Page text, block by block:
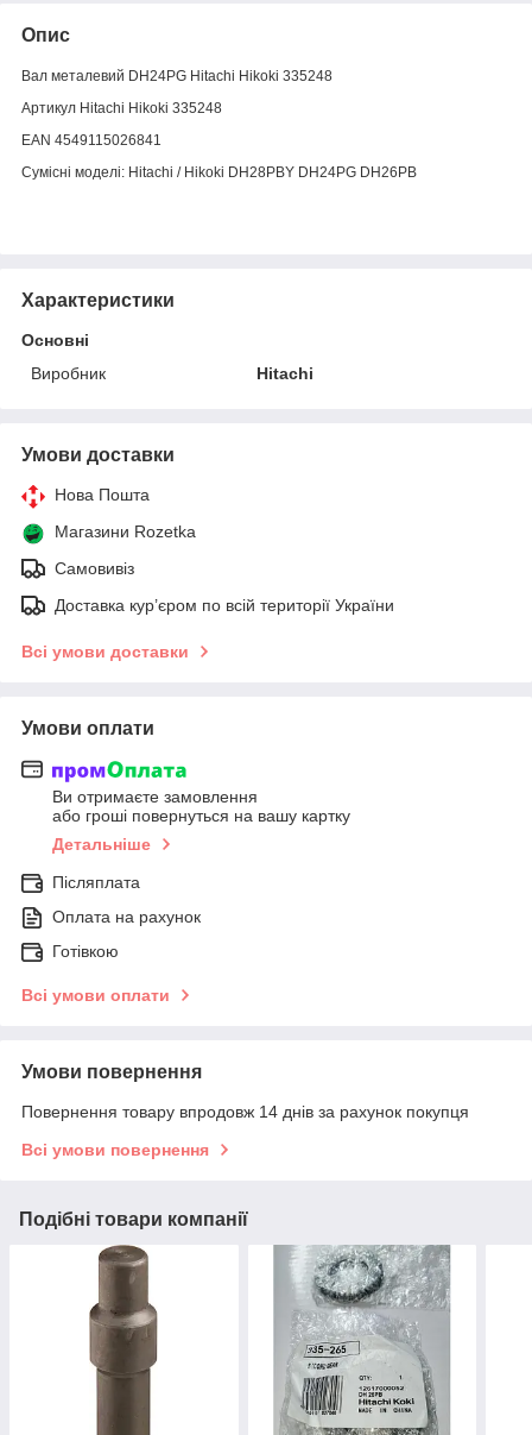
Опис
Вал металевий DH24PG Hitachi Hikoki 335248
Артикул Hitachi Hikoki 335248
EAN 4549115026841
Сумісні моделі: Hitachi / Hikoki DH28PBY DH24PG DH26PB
Характеристики
Основні
Виробник
Hitachi
Умови доставки
Нова Пошта
Магазини Rozetka
Самовивіз
Доставка кур’єром по всій території України
Всі умови доставки
Умови оплати
Ви отримаєте замовлення
або гроші повернуться на вашу картку
Детальніше
Післяплата
Оплата на рахунок
Готівкою
Всі умови оплати
Умови повернення
Повернення товару впродовж 14 днів за рахунок покупця
Всі умови повернення
Подібні товари компанії